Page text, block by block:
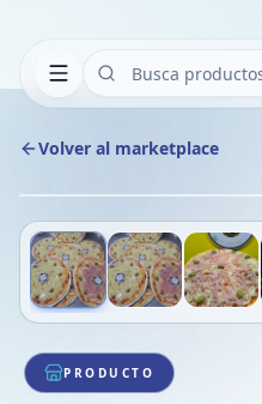
Volver al marketplace
1/5
PRODUCTO